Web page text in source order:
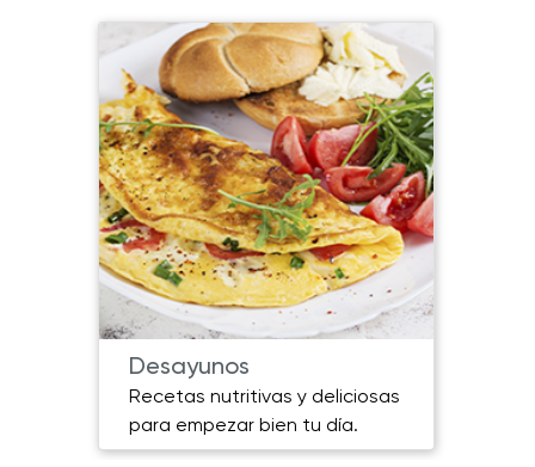
Desayunos
Recetas nutritivas y deliciosas
para empezar bien tu día.